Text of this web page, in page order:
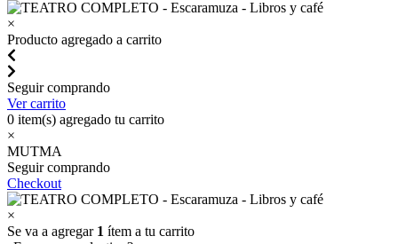
×
Producto agregado a carrito
Seguir comprando
Ver carrito
0 item(s) agregado tu carrito
×
MUTMA
Seguir comprando
Checkout
×
Se va a agregar 1 ítem a tu carrito